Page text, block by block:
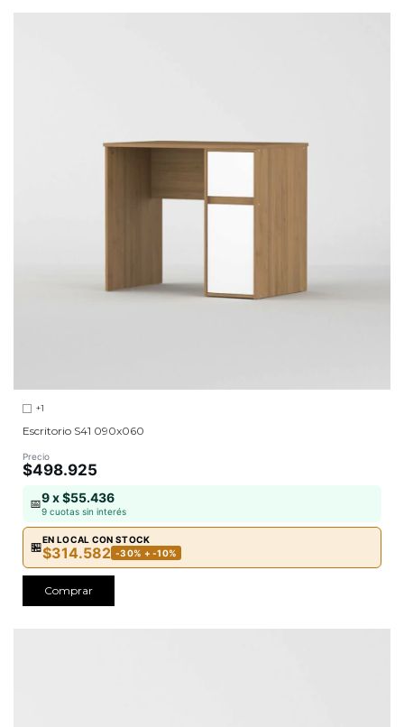
+1
Escritorio S41 090x060
Precio
$498.925
📅9 x $55.436
9 cuotas sin interés
🏪
EN LOCAL CON STOCK
$314.582 -30% + -10%
Comprar